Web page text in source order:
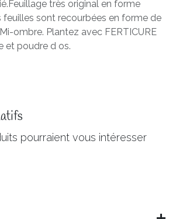
très original en forme
feuilles sont recourbées en forme de
ombre. Plantez avec FERTICURE
et poudre d os.
pourraient vous intéresser